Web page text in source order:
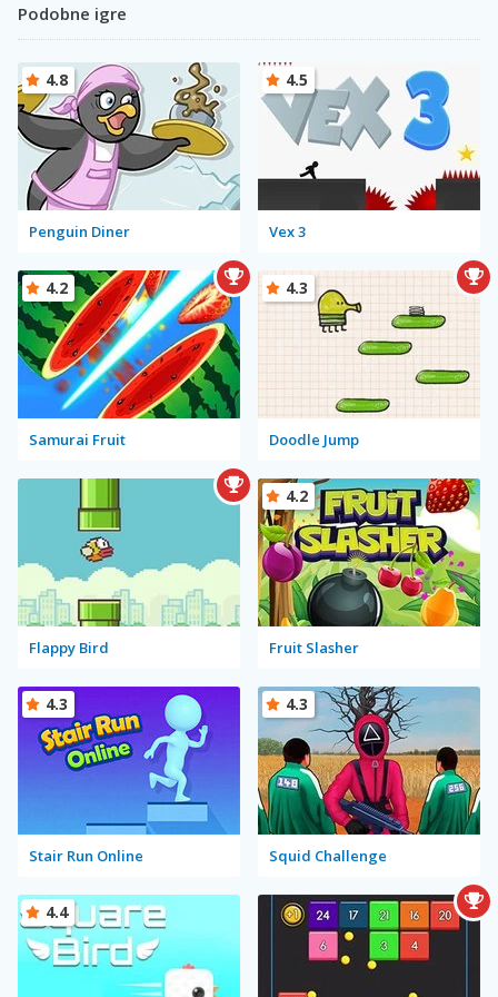
Podobne igre
Penguin Diner
4.8
Vex 3
4.5
Samurai Fruit
4.2
Doodle Jump
4.3
Flappy Bird Fruit Slasher
4.2
Stair Run Online
4.3
Squid Challenge
4.3
4.4